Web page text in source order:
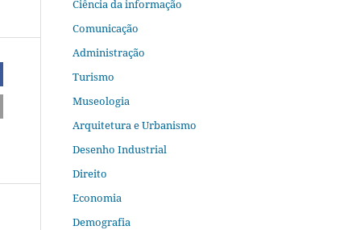
Ciência da informação
Comunicação
Administração
Turismo
Museologia
Arquitetura e Urbanismo
Desenho Industrial
Direito
Economia
Demografia